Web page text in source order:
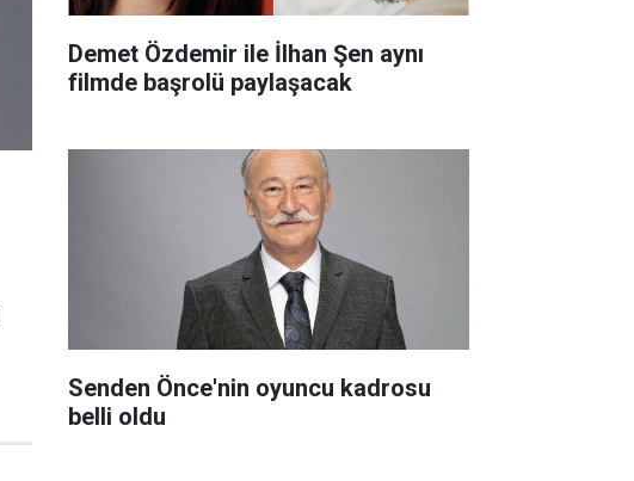
Demet Özdemir ile İlhan Şen aynı
filmde başrolü paylaşacak
Senden Önce'nin oyuncu kadrosu
belli oldu